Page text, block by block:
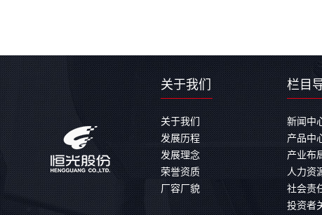
关于我们
关于我们
发展历程
发展理念
荣誉资质
厂容厂貌
栏目
新闻中
产品中
产业布
人力资
社会责
投资者